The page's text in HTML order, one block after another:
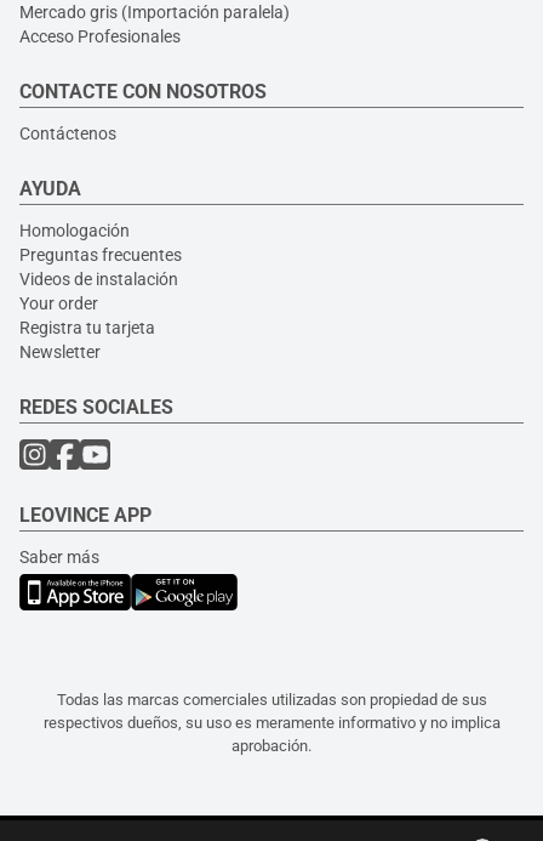
Mercado gris (Importación paralela)
Acceso Profesionales
CONTACTE CON NOSOTROS
Contáctenos
AYUDA
Homologación
Preguntas frecuentes
Videos de instalación
Your order
Registra tu tarjeta
Newsletter
REDES SOCIALES
LEOVINCE APP
Saber más
Todas las marcas comerciales utilizadas son propiedad de sus
respectivos dueños, su uso es meramente informativo y no implica
aprobación.